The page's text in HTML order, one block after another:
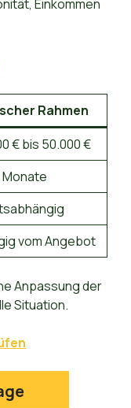
Einkommen
Rahmen
€ bis 50.000 €
Monate
vom Angebot
Anpassung der
Situation.